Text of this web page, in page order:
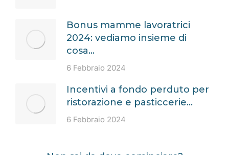
Bonus mamme lavoratrici
2024: vediamo insieme di
cosa…
6 Febbraio 2024
Incentivi a fondo perduto per
ristorazione e pasticcerie…
6 Febbraio 2024